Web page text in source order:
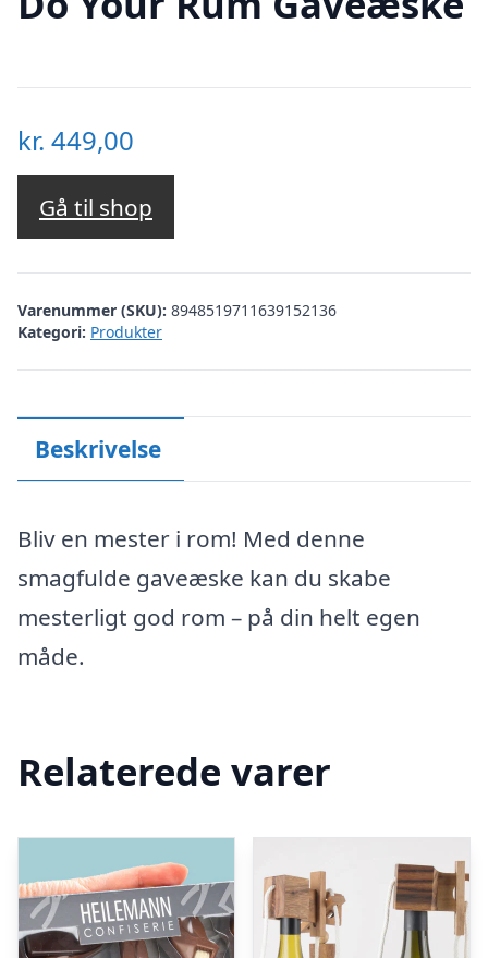
kr. 449,00
Gå til shop
Varenummer (SKU): 8948519711639152136
Kategori: Produkter
Beskrivelse
Bliv en mester i rom! Med denne
smagfulde gaveæske kan du skabe
mesterligt god rom – på din helt egen
måde.
Relaterede varer